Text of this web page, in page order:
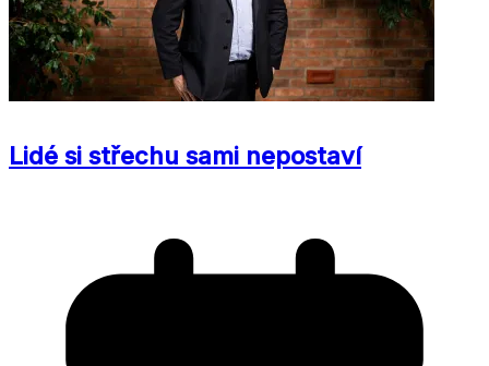
Lidé si střechu sami nepostaví